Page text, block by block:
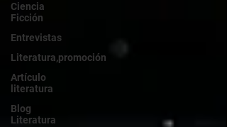
Ciencia
Ficción
Entrevistas
Literatura,promoción
Artículo
literatura
Blog
Literatura